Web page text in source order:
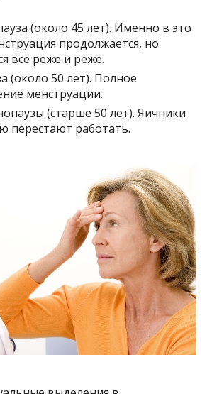
(около 45 лет). Именно в это
продолжается, но
все реже и реже.
(около 50 лет). Полное
менструации.
(старше 50 лет). Яичники
перестают работать.